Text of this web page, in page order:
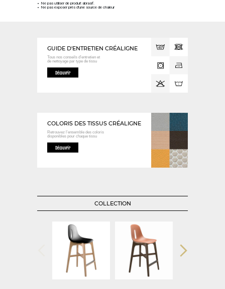
Ne pas utiliser de produit abrasif.
Ne pas exposer près d'une source de chaleur
GUIDE D'ENTRETIEN CRÉALIGNE
Tous nos conseils d’entretien et
de nettoyage par type de tissu
Découvrir
COLORIS DES TISSUS CRÉALIGNE
Retrouvez l’ensemble des coloris
disponibles pour chaque tissu
Découvrir
COLLECTION